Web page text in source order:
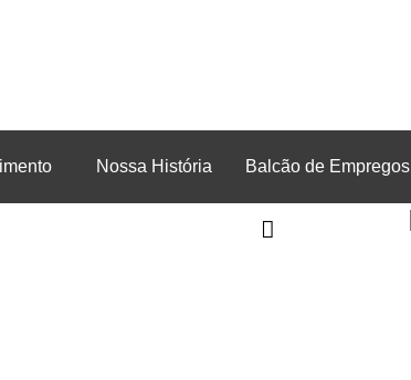
Nossa História Balcão de Empregos